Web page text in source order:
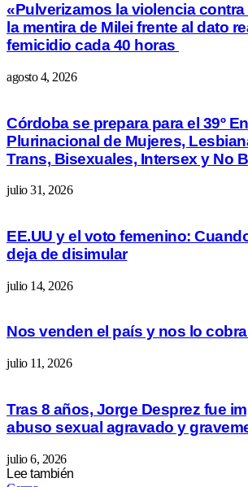
«Pulverizamos la violencia
la mentira de Milei frente al dato
femicidio cada 40 horas
agosto 4, 2026
Córdoba se prepara para el 39º
Plurinacional de Mujeres,
Trans, Bisexuales, Intersex y No
julio 31, 2026
EE.UU y el voto femenino:
deja de disimular
julio 14, 2026
Nos venden el país y nos lo
julio 11, 2026
Tras 8 años, Jorge Desprez fue
abuso sexual agravado y
julio 6, 2026
Lee también